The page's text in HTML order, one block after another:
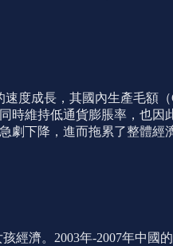
度成長，其國內生產毛額
維持低通貨膨脹率，也因
下降，進而拖累了整體
濟。2003年-2007年中國